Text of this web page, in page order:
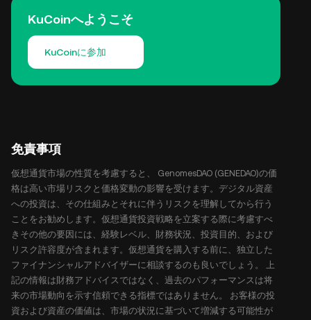
KuCoinへようこそ
KuCoinに参加
免責事項
仮想通貨市場の性質を考慮すると、 GenomesDAO (GENEDAO)の価
格は高い市場リスクと価格変動の影響を受けます。デジタル資産
への投資は、その仕組みとそれに伴うリスクを理解してから行う
ことをお勧めします。仮想通貨投資戦略を立案する際に考慮すべ
きその他の要因には、経験レベル、財務状況、投資目的、および
リスク許容度が含まれます。仮想通貨を購入する前に、独立した
ファイナンシャルアドバイザーに相談するのも良いでしょう。 上
記の情報は財務アドバイスではなく、過去のパフォーマンスは将
来の市場動向を示す信頼できる指標ではありません。 お客様の投
資および資産の価値は、市場の状況に基づいて増減する可能性が